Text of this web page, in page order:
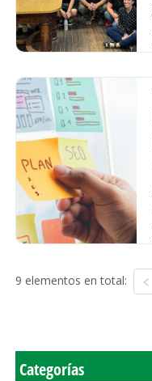
9 elementos en total:
Categorías